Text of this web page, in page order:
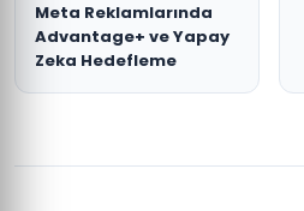
Meta Reklamlarında
Advantage+ ve Yapay
Zeka Hedefleme